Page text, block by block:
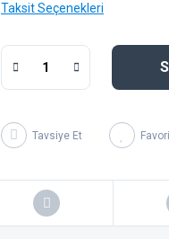
Taksit Seçenekleri
Tavsiye Et